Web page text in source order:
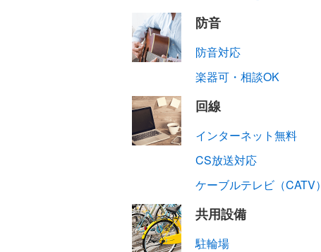
防音
防音対応
楽器可・相談OK
回線
インターネット無料
CS放送対応
ケーブルテレビ（CATV
共用設備
駐輪場